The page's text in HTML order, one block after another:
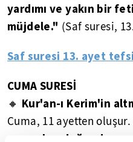
yardımı ve yakın bir
müjdele." (Saf suresi,
Saf suresi 13. ayet
CUMA SURESİ
🔸 Kur'an-ı Kerim'in
Cuma, 11 ayetten oluşur.
ezan okunduğunda